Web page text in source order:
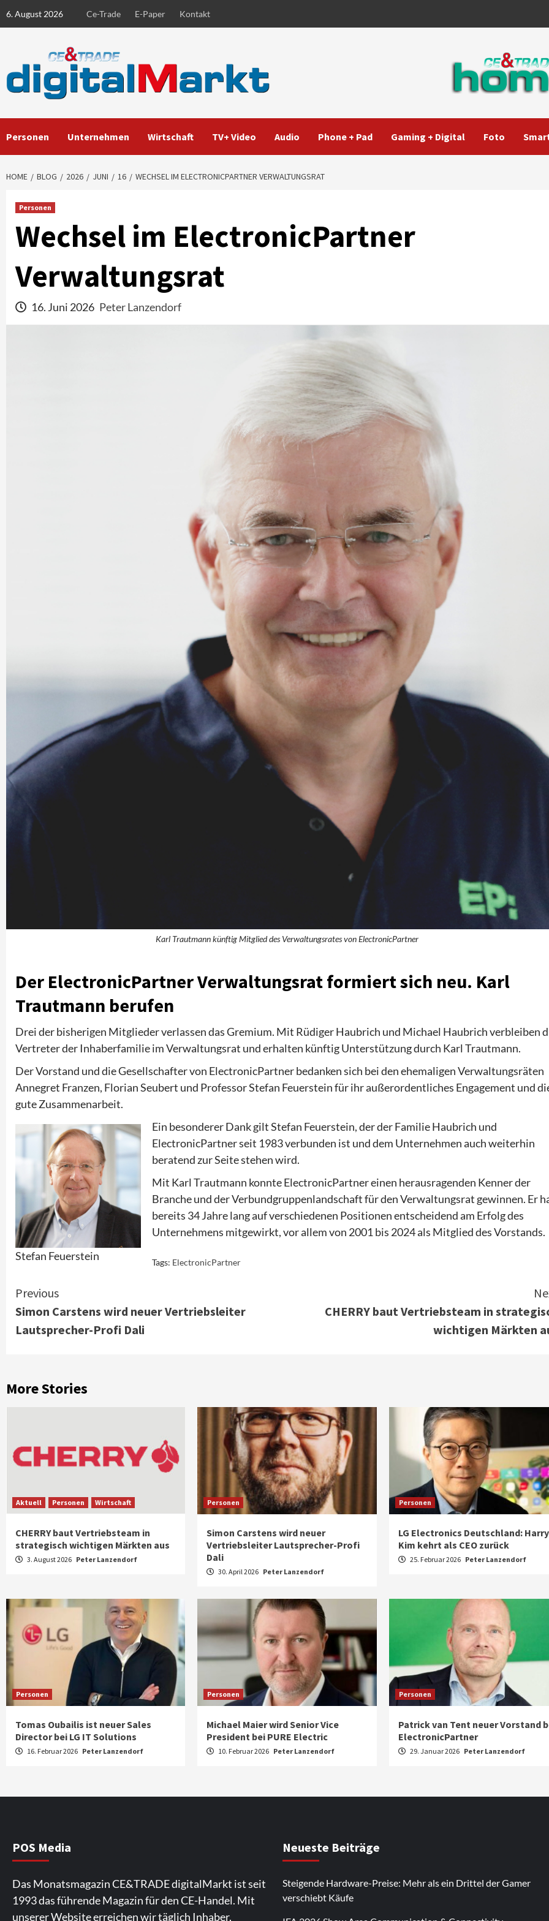
6. August 2026 Ce-Trade E-Paper Kontakt
Personen Unternehmen Wirtschaft TV+ Video Audio Phone + Pad Gaming + Digital Foto
HOME BLOG 2026 JUNI 16 WECHSEL IM ELECTRONICPARTNER VERWALTUNGSRAT
Personen
Wechsel im ElectronicPartner
Verwaltungsrat
16. Juni 2026 Peter Lanzendorf
Karl Trautmann künftig Mitglied des Verwaltungsrates von ElectronicPartner
Der ElectronicPartner Verwaltungsrat formiert sich neu. Karl
Trautmann berufen
Drei der bisherigen Mitglieder verlassen das Gremium. Mit Rüdiger Haubrich und Michael Haubrich verbleiben
Vertreter der Inhaberfamilie im Verwaltungsrat und erhalten künftig Unterstützung durch Karl Trautmann.
Der Vorstand und die Gesellschafter von ElectronicPartner bedanken sich bei den ehemaligen Verwaltungsräten
Annegret Franzen, Florian Seubert und Professor Stefan Feuerstein für ihr außerordentliches Engagement und
gute Zusammenarbeit.
Stefan Feuerstein
Ein besonderer Dank gilt Stefan Feuerstein, der der Familie Haubrich und
ElectronicPartner seit 1983 verbunden ist und dem Unternehmen auch weiterhin
beratend zur Seite stehen wird.
Mit Karl Trautmann konnte ElectronicPartner einen herausragenden Kenner der
Branche und der Verbundgruppenlandschaft für den Verwaltungsrat gewinnen. Er
bereits 34 Jahre lang auf verschiedenen Positionen entscheidend am Erfolg des
Unternehmens mitgewirkt, vor allem von 2001 bis 2024 als Mitglied des Vorstands.
Tags: ElectronicPartner
Continue
Reading
Previous
Simon Carstens wird neuer Vertriebsleiter
Lautsprecher-Profi Dali
CHERRY baut Vertriebsteam in
wichtigen Märkten
More Stories
Aktuell Personen Wirtschaft
CHERRY baut Vertriebsteam in
strategisch wichtigen Märkten aus
3. August 2026 Peter Lanzendorf
Personen
Simon Carstens wird neuer
Vertriebsleiter Lautsprecher-Profi
Dali
30. April 2026 Peter Lanzendorf
Personen
LG Electronics Deutschland: Harry
Kim kehrt als CEO zurück
25. Februar 2026 Peter Lanzendorf
Personen
Tomas Oubailis ist neuer Sales
Director bei LG IT Solutions
16. Februar 2026 Peter Lanzendorf
Personen
Michael Maier wird Senior Vice
President bei PURE Electric
10. Februar 2026 Peter Lanzendorf
Personen
Patrick van Tent neuer Vorstand
ElectronicPartner
29. Januar 2026 Peter Lanzendorf
POS Media
Das Monatsmagazin CE&TRADE digitalMarkt ist seit
1993 das führende Magazin für den CE-Handel. Mit
unserer Website erreichen wir täglich Inhaber,
Neueste Beiträge
Steigende Hardware-Preise: Mehr als ein Drittel der Gamer
verschiebt Käufe